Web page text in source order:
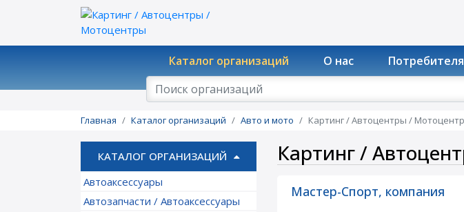
Каталог организаций О нас
Главная Каталог организаций Авто и мото Картинг / Автоцентры /
КАТАЛОГ ОРГАНИЗАЦИЙ
Автоаксессуары
Автозапчасти / Автоаксессуары
Картинг /
Мастер-Спорт, компания